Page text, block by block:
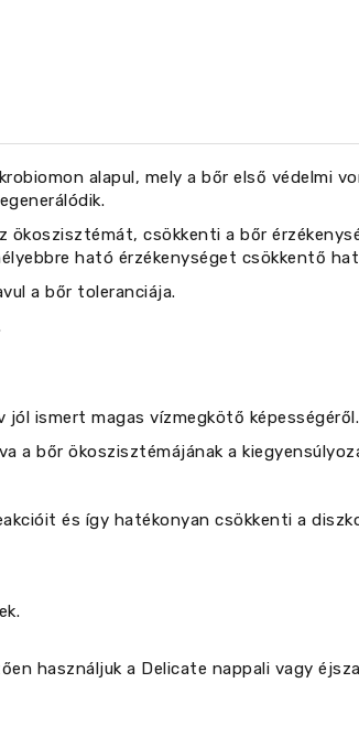
alapul, mely a bőr első védelmi
csökkenti a bőr
ható érzékenységet csökkentő
a bőr toleranciája.
jól ismert magas vízmegkötő
a bőr ökoszisztémájának a
és így hatékonyan csökkenti a
használjuk a Delicate nappali vagy